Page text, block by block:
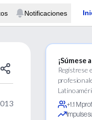
Notificaciones
¡Súmese
Regístrese
+1.1 M
Impulse